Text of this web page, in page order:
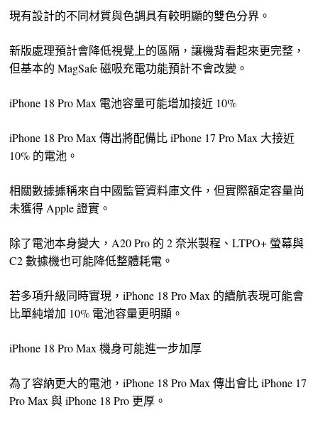
現有設計的不同材質與色調具有較明顯的雙色分界。
新版處理預計會降低視覺上的區隔，讓機背看起來更完整，
但基本的 MagSafe 磁吸充電功能預計不會改變。
iPhone 18 Pro Max 電池容量可能增加接近 10%
iPhone 18 Pro Max 傳出將配備比 iPhone 17 Pro Max 大接近
10% 的電池。
相關數據據稱來自中國監管資料庫文件，但實際額定容量尚
未獲得 Apple 證實。
除了電池本身變大，A20 Pro 的 2 奈米製程、LTPO+ 螢幕與
C2 數據機也可能降低整體耗電。
若多項升級同時實現，iPhone 18 Pro Max 的續航表現可能會
比單純增加 10% 電池容量更明顯。
iPhone 18 Pro Max 機身可能進一步加厚
為了容納更大的電池，iPhone 18 Pro Max 傳出會比 iPhone 17
Pro Max 與 iPhone 18 Pro 更厚。